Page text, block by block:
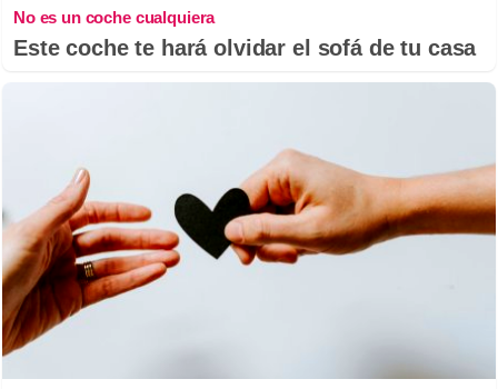
No es un coche cualquiera
Este coche te hará olvidar el sofá de tu casa